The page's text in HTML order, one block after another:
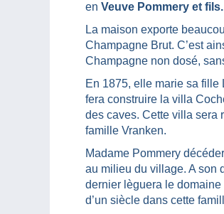
en Veuve Pommery et fils.
La maison exporte
Champagne Brut. C’est
Champagne non dosé,
En 1875, elle marie sa fille
fera construire la villa
des caves. Cette villa sera
famille Vranken.
Madame Pommery
au milieu du village. A son
dernier lèguera le
d’un siècle dans cette